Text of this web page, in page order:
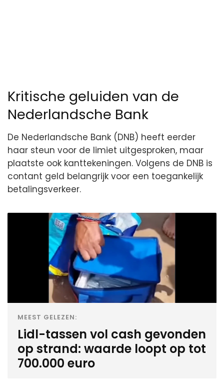
Kritische geluiden van de
Nederlandsche Bank
De Nederlandsche Bank (DNB) heeft eerder
haar steun voor de limiet uitgesproken, maar
plaatste ook kanttekeningen. Volgens de DNB is
contant geld belangrijk voor een toegankelijk
betalingsverkeer.
MEEST GELEZEN:
Lidl-tassen vol cash gevonden
op strand: waarde loopt op tot
700.000 euro